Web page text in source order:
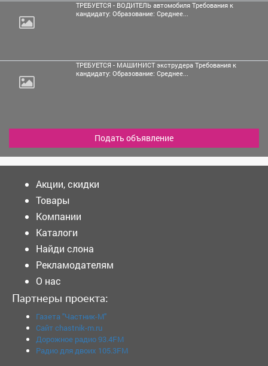
ТРЕБУЕТСЯ - ВОДИТЕЛЬ автомобиля Требования к
кандидату: Образование: Среднее...
ТРЕБУЕТСЯ - МАШИНИСТ экструдера Требования к
кандидату: Образование: Среднее...
Подать объявление
Акции, скидки
Товары
Компании
Каталоги
Найди слона
Рекламодателям
О нас
Партнеры проекта:
Газета "Частник-М"
Сайт chastnik-m.ru
Дорожное радио 93.4FM
Радио для двоих 105.3FM